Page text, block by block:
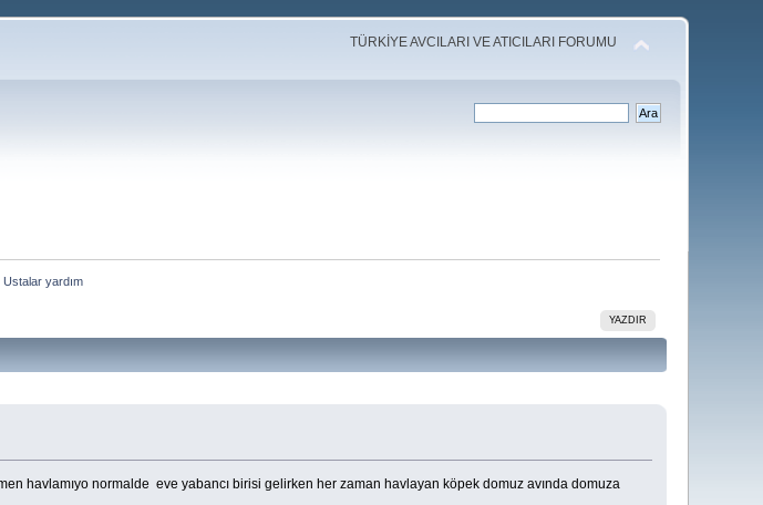
TÜRKİYE AVCILARI VE ATICILARI FORUMU
Ustalar yardım
YAZDIR
havlamıyo normalde eve yabancı birisi gelirken her zaman havlayan köpek domuz avında domuza